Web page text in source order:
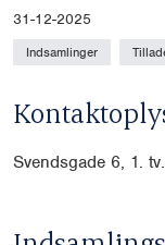
31-12-2025
Indsamlinger
Svendsgade 6, 1. tv.